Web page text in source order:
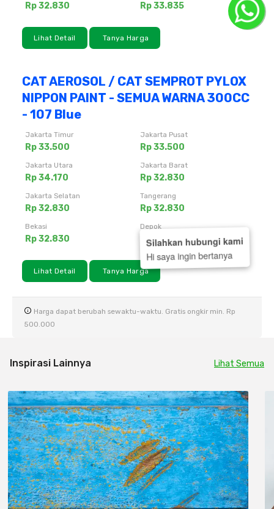
Rp 32.830 Rp 33.835
Lihat Detail Tanya Harga
CAT AEROSOL / CAT SEMPROT PYLOX
NIPPON PAINT - SEMUA WARNA 300CC
- 107 Blue
Jakarta Timur
Rp 33.500
Jakarta Pusat
Rp 33.500
Jakarta Utara
Rp 34.170
Jakarta Barat
Rp 32.830
Jakarta Selatan
Rp 32.830
Tangerang
Rp 32.830
Bekasi
Rp 32.830
Depok
Rp 33.500
Lihat Detail Tanya Harga
Harga dapat berubah sewaktu-waktu. Gratis ongkir min. Rp
500.000
Inspirasi Lainnya Lihat Semua
Silahkan hubungi kami
Hi saya ingin bertanya